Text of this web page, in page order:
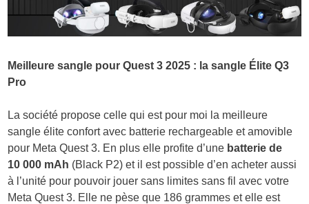
Meilleure sangle pour Quest 3 2025 : la sangle Élite Q3
Pro
La société propose celle qui est pour moi la meilleure
sangle élite confort avec batterie rechargeable et amovible
pour Meta Quest 3. En plus elle profite d’une batterie de
10 000 mAh (Black P2) et il est possible d’en acheter aussi
à l’unité pour pouvoir jouer sans limites sans fil avec votre
Meta Quest 3. Elle ne pèse que 186 grammes et elle est